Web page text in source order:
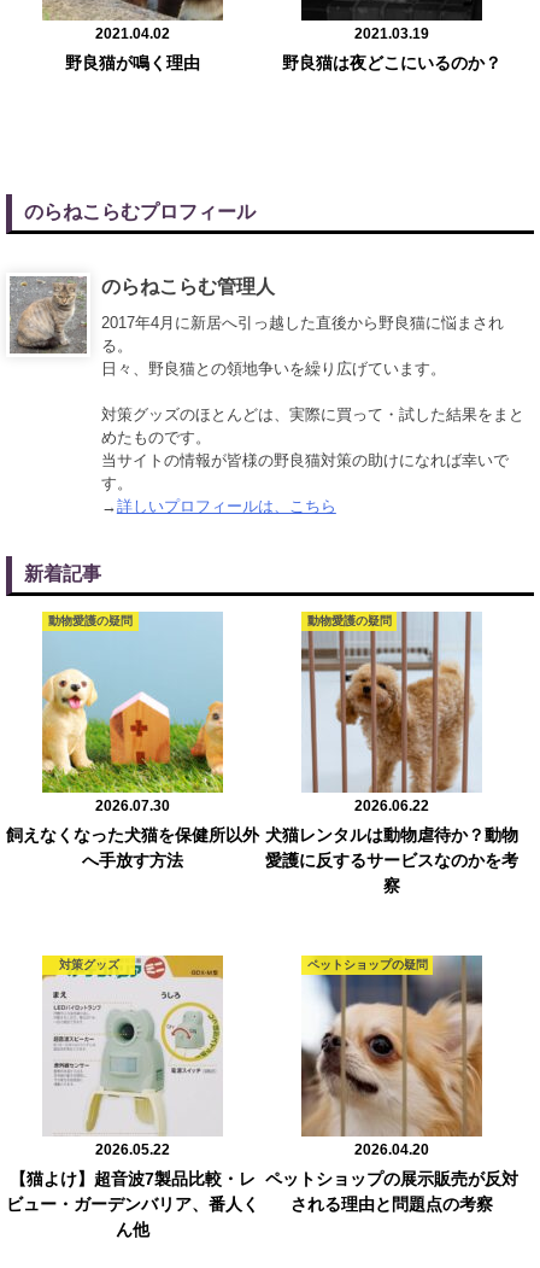
2021.04.02
野良猫が鳴く理由
2021.03.19
野良猫は夜どこにいるのか？
のらねこらむプロフィール
のらねこらむ管理人
2017年4月に新居へ引っ越した直後から野良猫に悩まされ
る。
日々、野良猫との領地争いを繰り広げています。
対策グッズのほとんどは、実際に買って・試した結果をまと
めたものです。
当サイトの情報が皆様の野良猫対策の助けになれば幸いで
す。
→詳しいプロフィールは、こちら
新着記事
動物愛護の疑問
2026.07.30
飼えなくなった犬猫を保健所以外
へ手放す方法
動物愛護の疑問
2026.06.22
犬猫レンタルは動物虐待か？動物
愛護に反するサービスなのかを考
察
対策グッズ
2026.05.22
【猫よけ】超音波7製品比較・レ
ビュー・ガーデンバリア、番人く
ん他
ペットショップの疑問
2026.04.20
ペットショップの展示販売が反対
される理由と問題点の考察